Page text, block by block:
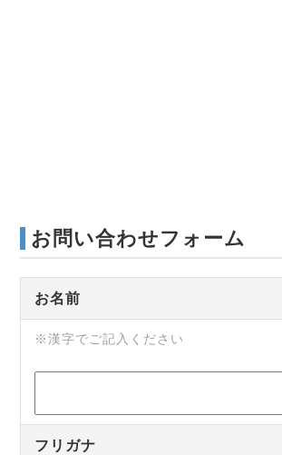
お問い合わせフォーム
お名前
※漢字でご記入ください
フリガナ